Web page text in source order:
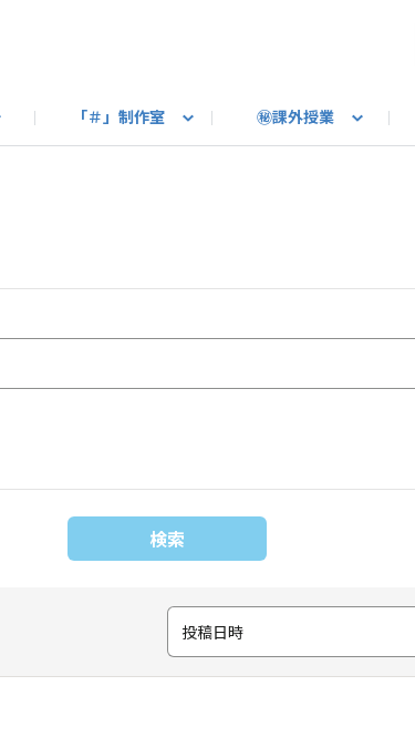
「＃」制作室 ㊙課外授業
検索
投稿日時